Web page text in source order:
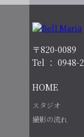
〒820-0089
Tel ： 0948-
HOME
スタジオ
撮影の流れ